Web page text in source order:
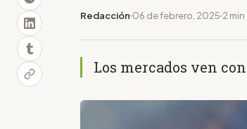
Redacción 06 de febrero, 2025 2
Los mercados ven